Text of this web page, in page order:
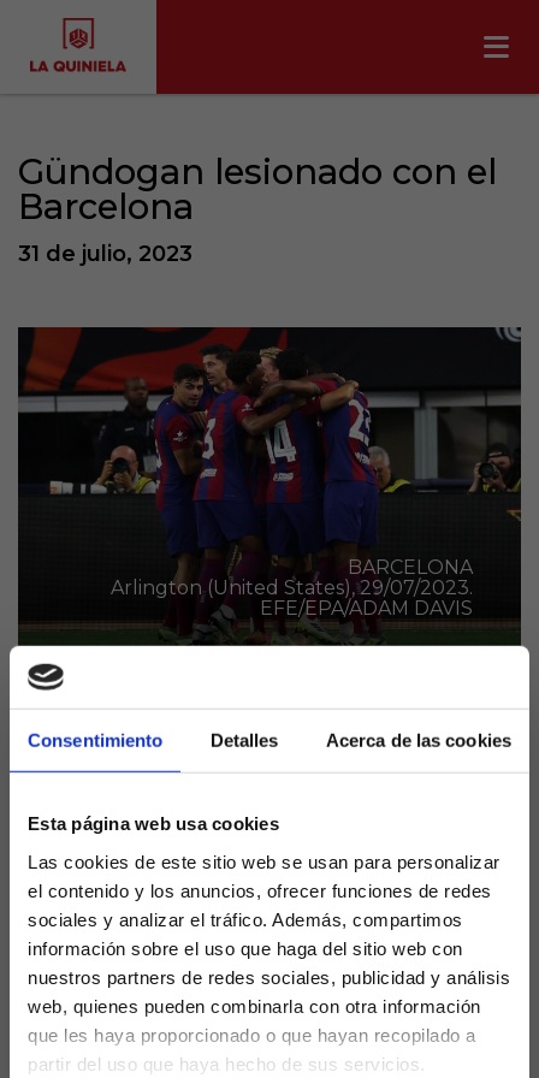
Consentimiento Detalles Acerca de las cookies
Esta página web usa cookies
Las cookies de este sitio web se usan para personalizar
el contenido y los anuncios, ofrecer funciones de redes
sociales y analizar el tráfico. Además, compartimos
información sobre el uso que haga del sitio web con
nuestros partners de redes sociales, publicidad y análisis
web, quienes pueden combinarla con otra información
que les haya proporcionado o que hayan recopilado a
partir del uso que haya hecho de sus servicios.
Gündogan lesionado con el
Barcelona
31 de julio, 2023
BARCELONA
Arlington (United States), 29/07/2023.
EFE/EPA/ADAM DAVIS
Uno de los jugadores que dice adiós a la
pretemporada con el FC Barcelona es el flamante
centrocampista alemán, que aterrizó este mismo
verano como agente libre tras desvincularse del
Manchester City, pidió el cambio en el amistoso ante
el Real Madrid del pasado sábado noche.
Tras las pruebas realizadas se confirma su baja para
lo que resta de pretemporada, es decir, no jugará
ante el Milán ni tampoco el Gamper, por un
problema en el aductor de su pierna derecha.